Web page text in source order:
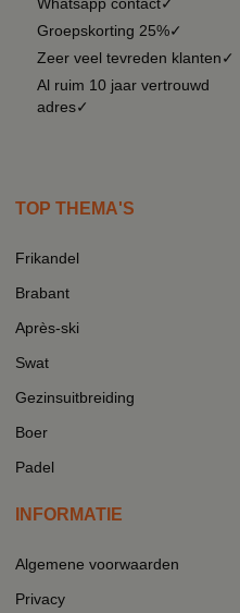
Groepskorting 25%✓
Zeer veel tevreden klanten✓
Al ruim 10 jaar vertrouwd
adres✓
TOP THEMA'S
Frikandel
Brabant
Après-ski
Swat
Gezinsuitbreiding
Boer
Padel
INFORMATIE
Algemene voorwaarden
Privacy